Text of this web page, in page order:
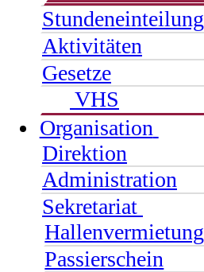
Stundeneinteilung
Aktivitäten
Gesetze
VHS
Organisation
Direktion
Administration
Sekretariat
Hallenvermietung
Passierschein